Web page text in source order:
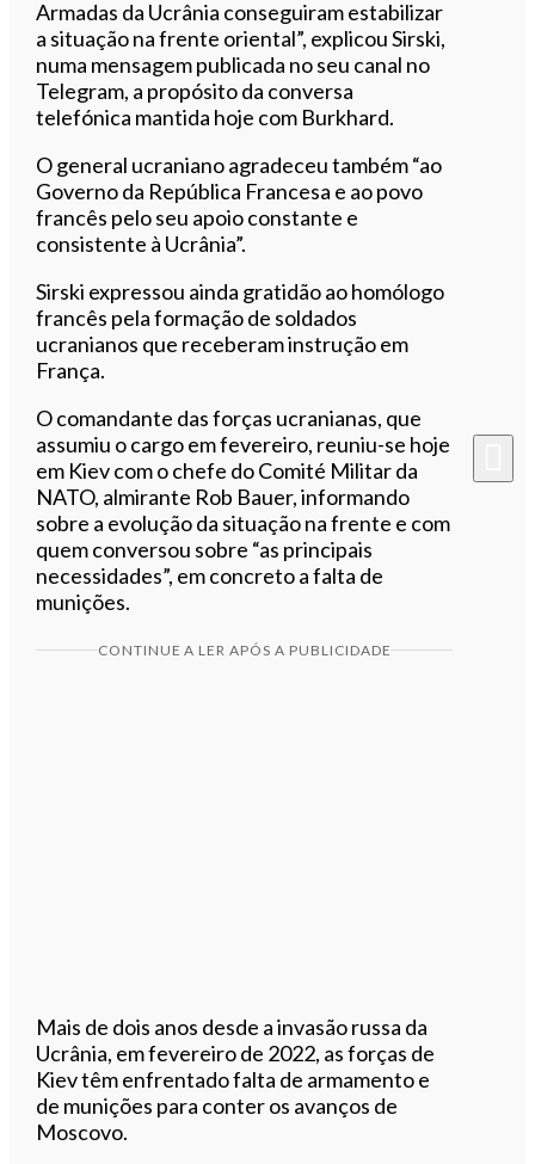
Armadas da Ucrânia conseguiram estabilizar
a situação na frente oriental”, explicou Sirski,
numa mensagem publicada no seu canal no
Telegram, a propósito da conversa
telefónica mantida hoje com Burkhard.
O general ucraniano agradeceu também “ao
Governo da República Francesa e ao povo
francês pelo seu apoio constante e
consistente à Ucrânia”.
Sirski expressou ainda gratidão ao homólogo
francês pela formação de soldados
ucranianos que receberam instrução em
França.
O comandante das forças ucranianas, que
assumiu o cargo em fevereiro, reuniu-se hoje
em Kiev com o chefe do Comité Militar da
NATO, almirante Rob Bauer, informando
sobre a evolução da situação na frente e com
quem conversou sobre “as principais
necessidades”, em concreto a falta de
munições.
CONTINUE A LER APÓS A PUBLICIDADE
Mais de dois anos desde a invasão russa da
Ucrânia, em fevereiro de 2022, as forças de
Kiev têm enfrentado falta de armamento e
de munições para conter os avanços de
Moscovo.